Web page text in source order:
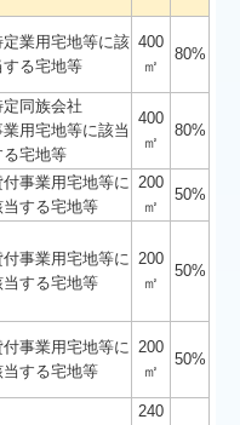
定業用宅地等に該
する宅地等
400
㎡
80%
定同族会社
業用宅地等に該当
る宅地等
400
㎡
80%
付事業用宅地等に
当する宅地等
200
㎡
50%
付事業用宅地等に
当する宅地等
200
㎡
50%
付事業用宅地等に
当する宅地等
200
㎡
50%
240